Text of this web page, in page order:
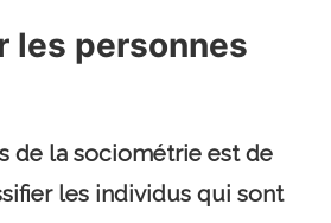
les personnes
de la sociométrie est de
les individus qui sont